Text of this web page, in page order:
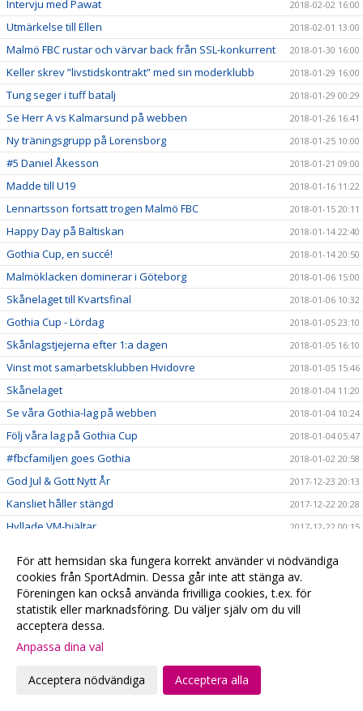
Intervju med Pawat 2018-02-02 16:00
Utmärkelse till Ellen 2018-02-01 13:00
Malmö FBC rustar och värvar back från SSL-konkurrent 2018-01-30 16:00
Keller skrev ”livstidskontrakt” med sin moderklubb 2018-01-29 16:00
Tung seger i tuff batalj 2018-01-29 00:29
Se Herr A vs Kalmarsund på webben 2018-01-26 16:41
Ny träningsgrupp på Lorensborg 2018-01-25 10:00
#5 Daniel Åkesson 2018-01-21 09:00
Madde till U19 2018-01-16 11:22
Lennartsson fortsatt trogen Malmö FBC 2018-01-15 20:11
Happy Day på Baltiskan 2018-01-14 22:40
Gothia Cup, en succé! 2018-01-14 20:50
Malmöklacken dominerar i Göteborg 2018-01-06 15:00
Skånelaget till Kvartsfinal 2018-01-06 10:32
Gothia Cup - Lördag 2018-01-05 23:10
Skånlagstjejerna efter 1:a dagen 2018-01-05 16:10
Vinst mot samarbetsklubben Hvidovre 2018-01-05 15:46
Skånelaget 2018-01-04 11:20
Se våra Gothia-lag på webben 2018-01-04 10:24
Följ våra lag på Gothia Cup 2018-01-04 05:47
#fbcfamiljen goes Gothia 2018-01-02 20:58
God Jul & Gott Nytt År 2017-12-23 20:13
Kansliet håller stängd 2017-12-22 20:28
Hyllade VM-hjältar 2017-12-22 00:15
Damerna vidare i SkM 2017-12-21 10:10
Målvaktsträning 2017-12-21 09:52
Julklappstips 1 – Teamson Webbutik 2017-12-20 17:23
Ta med kastarmen på lördag!
För att hemsidan ska fungera korrekt använder vi nödvändiga
cookies från SportAdmin. Dessa går inte att stänga av.
Föreningen kan också använda frivilliga cookies, t.ex. för
statistik eller marknadsföring. Du väljer själv om du vill
acceptera dessa.
Anpassa dina val
Acceptera nödvändiga Acceptera alla